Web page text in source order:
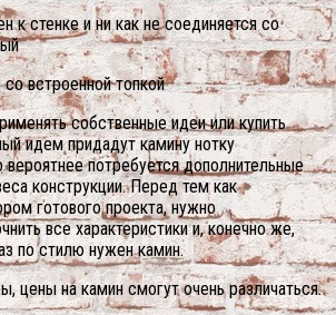
к стенке и ни как не соединяется со
встроенной топкой
собственные идеи или купить
идем придадут камину нотку
вероятнее потребуется дополнительные
конструкции. Перед тем как
готового проекта, нужно
все характеристики и, конечно же,
по стилю нужен камин.
цены на камин смогут очень различаться.